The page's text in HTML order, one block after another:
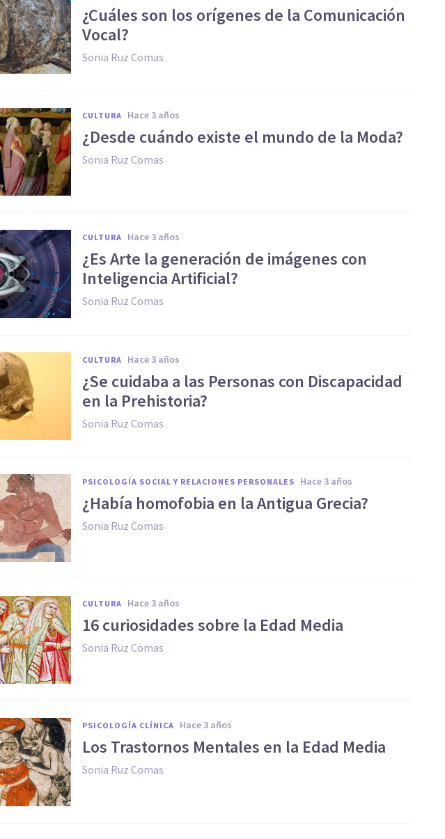
¿Cuáles son los orígenes de la Comunicación
Vocal?
Sonia Ruz Comas
CULTURA hace 3 años
¿Desde cuándo existe el mundo de la Moda?
Sonia Ruz Comas
CULTURA hace 3 años
¿Es Arte la generación de imágenes con
Inteligencia Artificial?
Sonia Ruz Comas
CULTURA hace 3 años
¿Se cuidaba a las Personas con Discapacidad
en la Prehistoria?
Sonia Ruz Comas
PSICOLOGÍA SOCIAL Y RELACIONES PERSONALES hace 3 años
¿Había homofobia en la Antigua Grecia?
Sonia Ruz Comas
CULTURA hace 3 años
16 curiosidades sobre la Edad Media
Sonia Ruz Comas
PSICOLOGÍA CLÍNICA hace 3 años
Los Trastornos Mentales en la Edad Media
Sonia Ruz Comas